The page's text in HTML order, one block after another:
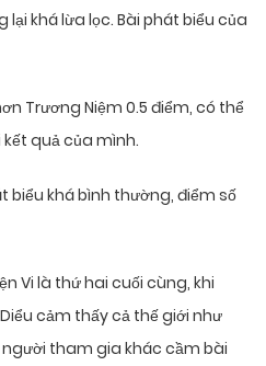
khá lừa lọc. Bài phát biểu của
Trương Niệm 0.5 điểm, có thể
quả của mình.
biểu khá bình thường, điểm số
Vi là thứ hai cuối cùng, khi
cảm thấy cả thế giới như
tham gia khác cầm bài